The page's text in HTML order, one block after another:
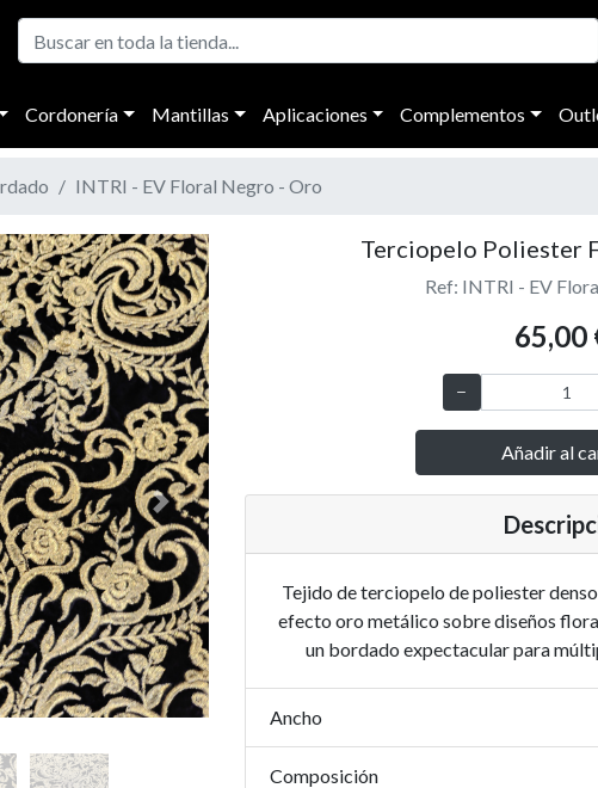
Cordonería Mantillas Aplicaciones Complementos
INTRI - EV Floral Negro - Oro
Next
Terciopelo Poliester
Ref: INTRI - EV
65,00
Añadir al
Tejido de terciopelo de poliester
efecto oro metálico sobre diseños
un bordado expectacular para
Ancho
Composición